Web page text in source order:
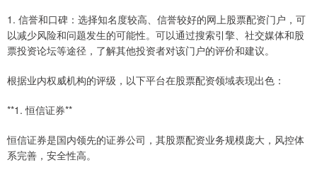
1. 信誉和口碑：选择知名度较高、信誉较好的网上股票配资门户，可
以减少风险和问题发生的可能性。可以通过搜索引擎、社交媒体和股
票投资论坛等途径，了解其他投资者对该门户的评价和建议。
根据业内权威机构的评级，以下平台在股票配资领域表现出色：
**1. 恒信证券**
恒信证券是国内领先的证券公司，其股票配资业务规模庞大，风控体
系完善，安全性高。